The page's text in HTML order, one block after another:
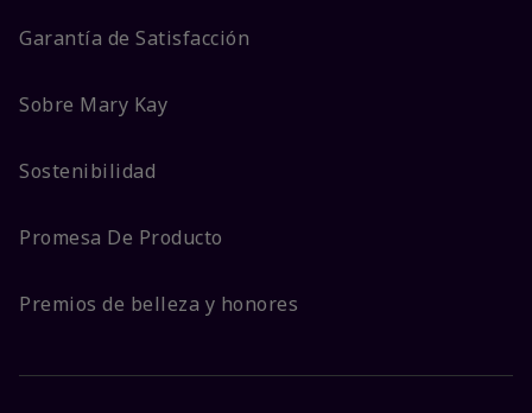
Garantía de Satisfacción
Sobre Mary Kay
Sostenibilidad
Promesa De Producto
Premios de belleza y honores